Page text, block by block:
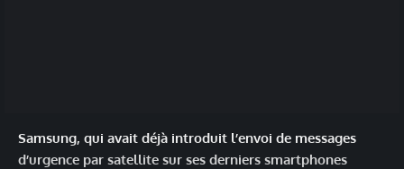
Samsung, qui avait déjà introduit l’envoi de messages
d’urgence par satellite sur ses derniers smartphones